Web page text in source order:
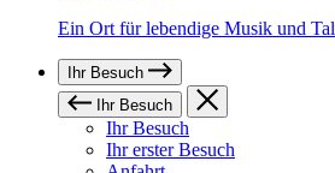
Ein Ort für lebendige Musik und
Ihr Besuch
Ihr Besuch
Ihr Besuch
Ihr erster Besuch